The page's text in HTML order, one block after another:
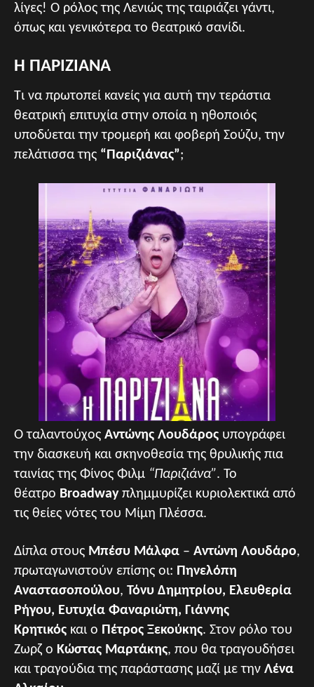
λίγες! Ο ρόλος της Λενιώς της ταιριάζει γάντι,
όπως και γενικότερα το θεατρικό σανίδι.
H ΠΑΡIZIANA
Τι να πρωτοπεί κανείς για αυτή την τεράστια
θεατρική επιτυχία στην οποία η ηθοποιός
υποδύεται την τρομερή και φοβερή Σούζυ, την
πελάτισσα της “Παριζιάνας”;
Ο ταλαντούχος Αντώνης Λουδάρος υπογράφει
την διασκευή και σκηνοθεσία της θρυλικής πια
ταινίας της Φίνος Φιλμ “Παριζιάνα”. Το
θέατρo Broadway πλημμυρίζει κυριολεκτικά από
τις θείες νότες του Μίμη Πλέσσα.
Δίπλα στους Μπέσυ Μάλφα – Αντώνη Λουδάρο,
πρωταγωνιστούν επίσης οι: Πηνελόπη
Αναστασοπούλου, Τόνυ Δημητρίου, Ελευθερία
Ρήγου, Ευτυχία Φαναριώτη, Γιάννης
Κρητικός και ο Πέτρος Ξεκούκης. Στον ρόλο του
Ζωρζ ο Κώστας Μαρτάκης, που θα τραγουδήσει
και τραγούδια της παράστασης μαζί με την Λένα